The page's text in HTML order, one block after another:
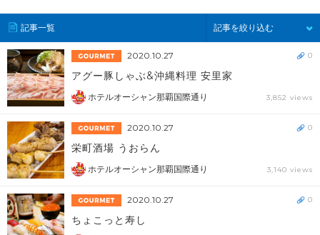
記事一覧 記事を絞り込む
2020.10.27
アグー豚しゃぶ&沖縄料理 安里家
ホテルオーシャン那覇国際通り 3,852 views
0
2020.10.27
栄町酒場 うおらん
ホテルオーシャン那覇国際通り 3,140 views
0
2020.10.27
ちょこっと寿し
0